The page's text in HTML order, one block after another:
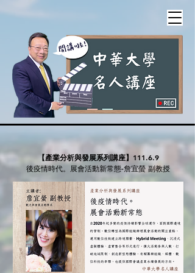
【產業分析與發展系列講座】 111.6.9
後疫情時代。展會活動新常態-詹宜螢 副教授